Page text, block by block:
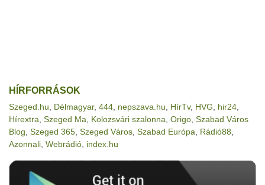
HÍRFORRÁSOK
Szeged.hu Délmagyar, 444 nepszava.hu HírTv, HVG hir24
Hírextra Szeged Ma Kolozsvári szalonna Origo Szabad Város
Blog Szeged 365 Szeged Város Szabad Európa Rádió88
Azonnali Webrádió index.hu